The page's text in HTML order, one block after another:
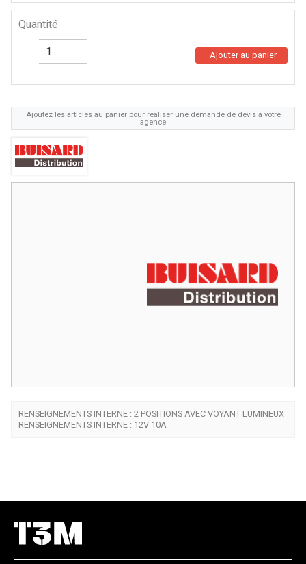
RENSEIGNEMENTS INTERNE : 2 POSITIONS AVEC VOYANT LUMINEUX
RENSEIGNEMENTS INTERNE : 12V 10A
Ajoutez les articles au panier pour réaliser une demande de devis à votre
agence
Quantité
Ajouter au panier